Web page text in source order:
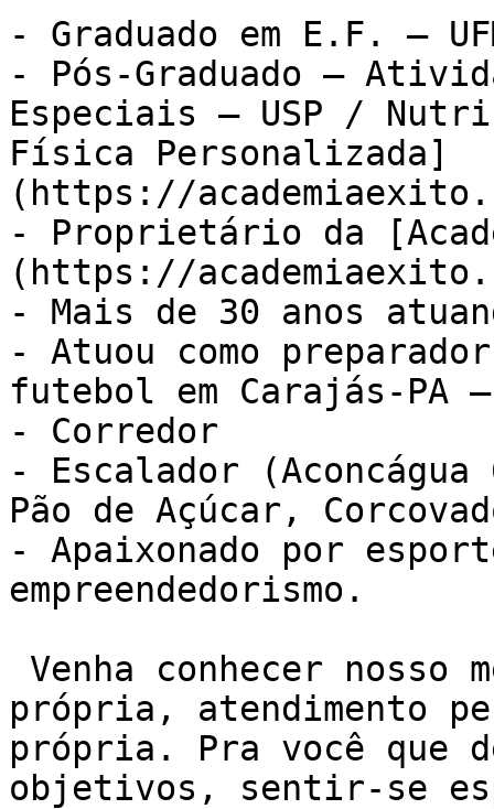
- Graduado em E.F. –
- Pós-Graduado –
Especiais – USP /
Física Personalizada]
(https://
- Proprietário da
(https://
- Mais de 30 anos
- Atuou como
futebol em Carajás-PA –
- Corredor
- Escalador
Pão de Açúcar,
- Apaixonado por
empreendedorismo.
própria, atendimento
própria. Pra você que
objetivos, sentir-se